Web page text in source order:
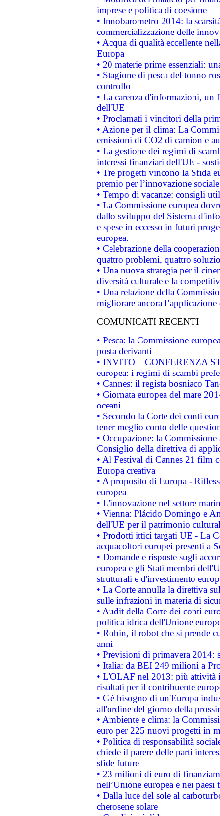
imprese e politica di coesione
• Innobarometro 2014: la
commercializzazione delle
• Acqua di qualità eccellente
Europa
• 20 materie prime essenziali:
• Stagione di pesca del tonno
controllo
• La carenza d'informazioni, un
dell'UE
• Proclamati i vincitori della
• Azione per il clima: La
emissioni di CO2 di camion e
• La gestione dei regimi di
interessi finanziari dell'UE -
• Tre progetti vincono la Sfida
premio per l’innovazione sociale
• Tempo di vacanze: consigli
• La Commissione europea
dallo sviluppo del Sistema
e spese in eccesso in futuri
europea.
• Celebrazione della
quattro problemi, quattro
• Una nuova strategia per il
diversità culturale e la
• Una relazione della
migliorare ancora
COMUNICATI RECENTI
• Pesca: la Commissione
posta derivanti
• INVITO – CONFERENZA
europea: i regimi di scambi
• Cannes: il regista bosniaco
• Giornata europea del mare
oceani
• Secondo la Corte dei conti
tener meglio conto delle
• Occupazione: la
Consiglio della direttiva di
• Al Festival di Cannes 21 film
Europa creativa
• A proposito di Europa -
europea
• L'innovazione nel settore
• Vienna: Plácido Domingo e
dell'UE per il patrimonio
• Prodotti ittici targati UE - La
acquacoltori europei presenti a
• Domande e risposte sugli
europea e gli Stati membri
strutturali e d'investimento
• La Corte annulla la direttiva
sulle infrazioni in materia di
• Audit della Corte dei conti
politica idrica dell'Unione
• Robin, il robot che si prende
anni
• Previsioni di primavera 2014:
• Italia: da BEI 249 milioni a
• L'OLAF nel 2013: più attività
risultati per il contribuente
• C'è bisogno di un'Europa
all'ordine del giorno della
• Ambiente e clima: la
euro per 225 nuovi progetti in
• Politica di responsabilità
chiede il parere delle parti
sfide future
• 23 milioni di euro di
nell’Unione europea e nei paesi
• Dalla luce del sole al
cherosene solare